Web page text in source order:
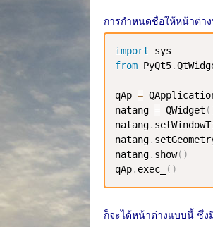
การกำหนดชื่อให้หน้าต่า
import
from PyQt5.
qAp =
natang = QWidget (
natang.
natang.
natang. show( )
qAp. exec_ ( )
ก็จะได้หน้าต่างแบบนี้ ซึ่ง